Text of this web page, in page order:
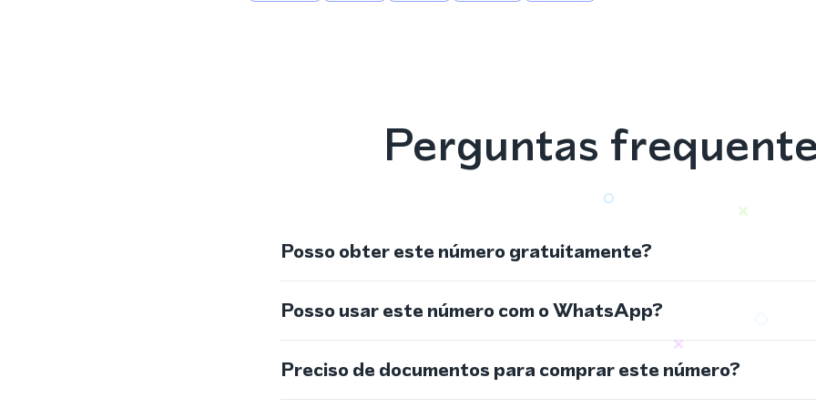
Perguntas
Posso obter este número gratuitamente?
Posso usar este número com o WhatsApp?
Preciso de documentos para comprar este número?